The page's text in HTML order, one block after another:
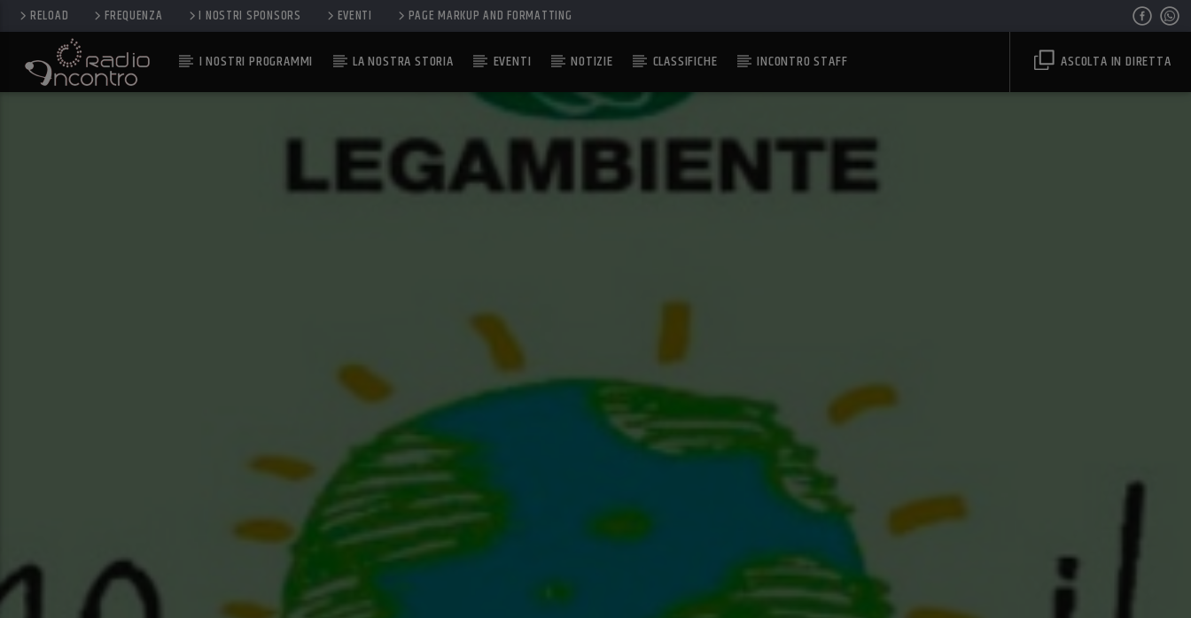
RELOAD FREQUENZA I NOSTRI SPONSORS EVENTI PAGE MARKUP AND FORMATTING
I NOSTRI PROGRAMMI LA NOSTRA STORIA EVENTI NOTIZIE CLASSIFICHE INCONTRO STAFF ASCOLTA IN DIRETTA